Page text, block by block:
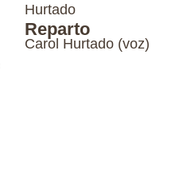
Hurtado
Reparto
Carol Hurtado (voz)